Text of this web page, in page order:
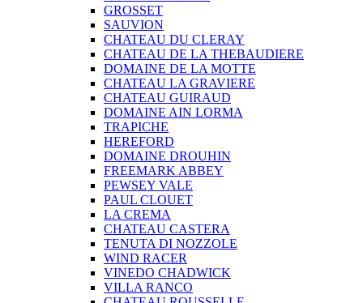
GROSSET
SAUVION
CHATEAU DU CLERAY
CHATEAU DE LA THEBAUDIERE
DOMAINE DE LA MOTTE
CHATEAU LA GRAVIERE
CHATEAU GUIRAUD
DOMAINE AIN LORMA
TRAPICHE
HEREFORD
DOMAINE DROUHIN
FREEMARK ABBEY
PEWSEY VALE
PAUL CLOUET
LA CREMA
CHATEAU CASTERA
TENUTA DI NOZZOLE
WIND RACER
VINEDO CHADWICK
VILLA RANCO